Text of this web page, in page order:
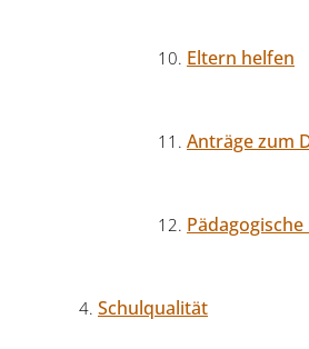
Eltern helfen
Anträge zum
Schulqualität